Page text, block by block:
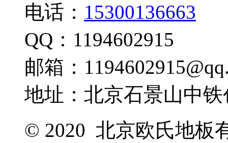
电话： 15300136663
QQ：1194602915
邮箱：
地址：北京石景山中
© 2020 北京欧氏地板